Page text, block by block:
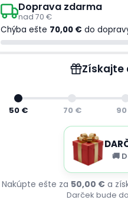
Doprava zdarma
nad 70 €
Chýba ešte 70,00 € do
Získajte
50 € 70 €
🚚
Nakúpte ešte za 50,00 € a
Darček bude